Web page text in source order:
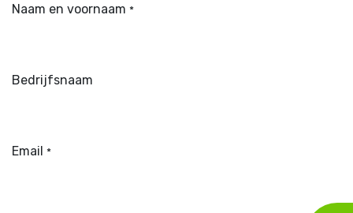
Naam en voornaam *
Bedrijfsnaam
Email *